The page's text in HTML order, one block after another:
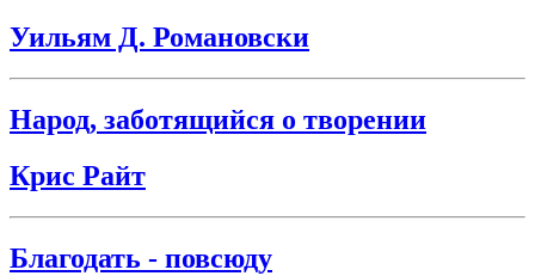
Уильям Д. Романовски
Народ, заботящийся о творении
Крис Райт
Благодать - повсюду